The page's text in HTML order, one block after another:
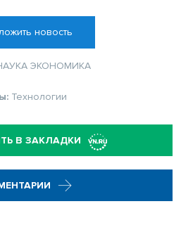
новость
ЭКОНОМИКА
Технологии
В ЗАКЛАДКИ